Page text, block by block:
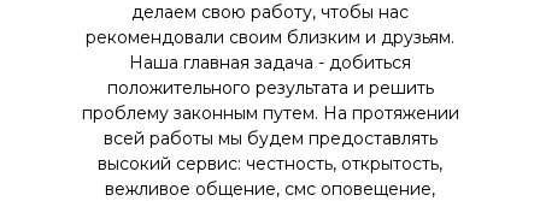
делаем свою работу, чтобы нас
рекомендовали своим близким и друзьям.
Наша главная задача - добиться
положительного результата и решить
проблему законным путем. На протяжении
всей работы мы будем предоставлять
высокий сервис: честность, открытость,
вежливое общение, смс оповещение,